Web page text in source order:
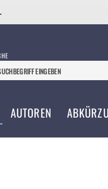
AUTOREN